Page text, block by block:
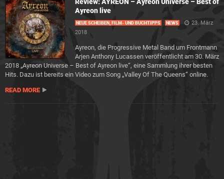
Ayreon live
NEUE SCHEIBEN, FILM- UND BUCHTIPPS NEWS
23. März
2018
Ayreon, die Progressive Metal Band um Frontmann
Arjen Anthony Lucassen veröffentlicht am 30. März
2018 „Ayreon Universe – Best of Ayreon live“, eine Sammlung ihrer besten
Hits. Dazu ist bereits ein Video zum Song „Valley Of The Queens“ online.
READ MORE